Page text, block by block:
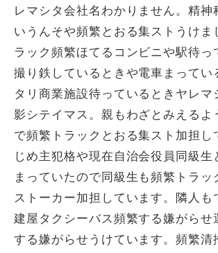
レマシタ会社名わかりません。精神
いうんそや頻繁とおる集ストうけま
ラック頻繁ほてるコンビニや駅待っ
撮り鉄しているときや電車まってい
タリ商業施設待っているときヤレマ
影シテイマス。親もわざとみえるよ
で頻繁トラックとおる集スト加担し
じめ主犯格や現在自治会役員同級生
まっていたので同級生も頻繁トラッ
ストーカー加担しています。隣人も
建屋タクシーバス頻繁する嫌がらせ
する嫌がらせうけています。頻繁清